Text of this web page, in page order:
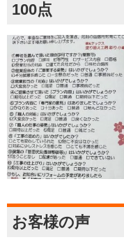
100点
お客様の声